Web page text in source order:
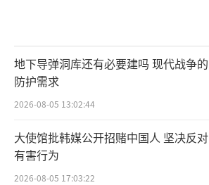
地下导弹洞库还有必要建吗 现代战争的
防护需求
2026-08-05 13:02:44
大使馆批韩媒公开招赌中国人 坚决反对
有害行为
2026-08-05 17:03:22